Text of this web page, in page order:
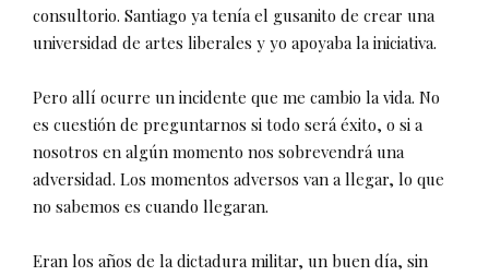
consultorio. Santiago ya tenía el gusanito de crear una
universidad de artes liberales y yo apoyaba la iniciativa.
Pero allí ocurre un incidente que me cambio la vida. No
es cuestión de preguntarnos si todo será éxito, o si a
nosotros en algún momento nos sobrevendrá una
adversidad. Los momentos adversos van a llegar, lo que
no sabemos es cuando llegaran.
Eran los años de la dictadura militar, un buen día, sin